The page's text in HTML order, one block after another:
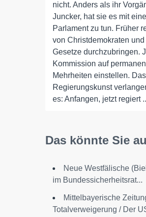
nicht. Anders als ihr
Juncker, hat sie es mit
Parlament zu tun. Früher
von Christdemokraten
Gesetze durchzubringen.
Kommission auf
Mehrheiten einstellen.
Regierungskunst
es: Anfangen, jetzt regiert
Das könnte Sie
Neue Westfälische
im Bundessicherheitsrat...
Mittelbayerische
Totalverweigerung / Der